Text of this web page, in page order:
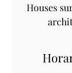
Houses